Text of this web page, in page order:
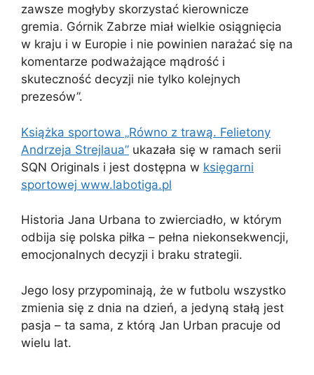
zawsze mogłyby skorzystać kierownicze
gremia. Górnik Zabrze miał wielkie osiągnięcia
w kraju i w Europie i nie powinien narażać się na
komentarze podważające mądrość i
skuteczność decyzji nie tylko kolejnych
prezesów”.
Książka sportowa „Równo z trawą. Felietony
Andrzeja Strejlaua” ukazała się w ramach serii
SQN Originals i jest dostępna w księgarni
sportowej www.labotiga.pl
Historia Jana Urbana to zwierciadło, w którym
odbija się polska piłka – pełna niekonsekwencji,
emocjonalnych decyzji i braku strategii.
Jego losy przypominają, że w futbolu wszystko
zmienia się z dnia na dzień, a jedyną stałą jest
pasja – ta sama, z którą Jan Urban pracuje od
wielu lat.